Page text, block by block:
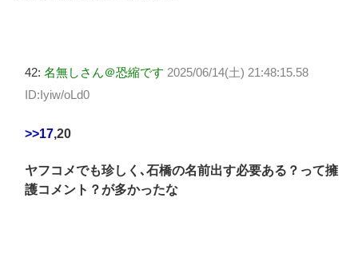
42: 名無しさん＠恐縮です 2025/06/14(土) 21:48:15.58
ID:Iyiw/oLd0
>>17,20
ヤフコメでも珍しく､石橋の名前出す必要ある？って擁
護コメント？が多かったな